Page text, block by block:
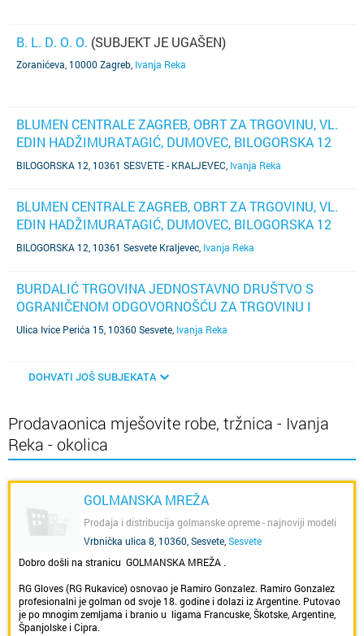
B. L. D. O. O. (SUBJEKT JE UGAŠEN)
Zoranićeva, 10000 Zagreb Ivanja Reka
BLUMEN CENTRALE ZAGREB, OBRT ZA TRGOVINU, VL.
EDIN HADŽIMURATAGIĆ, DUMOVEC, BILOGORSKA 12
(SUBJEKT JE UGAŠEN)
BILOGORSKA 12, 10361 SESVETE - KRALJEVEC Ivanja Reka
BLUMEN CENTRALE ZAGREB, OBRT ZA TRGOVINU, VL.
EDIN HADŽIMURATAGIĆ, DUMOVEC, BILOGORSKA 12
(SUBJEKT JE UGAŠEN)
BILOGORSKA 12, 10361 Sesvete Kraljevec Ivanja Reka
BURDALIĆ TRGOVINA JEDNOSTAVNO DRUŠTVO S
OGRANIČENOM ODGOVORNOŠĆU ZA TRGOVINU I
USLUGE(SUBJEKT JE UGAŠEN)
Ulica Ivice Perića 15, 10360 Sesvete Ivanja Reka
DOHVATI JOŠ SUBJEKATA
Prodavaonica mješovite robe, tržnica - Ivanja
Reka - okolica
GOLMANSKA MREŽA
Prodaja i distribucija golmanske opreme - najnoviji modeli
RG rukavica i oprema za sve uzraste
Vrbnička ulica 8, 10360, Sesvete Sesvete
Dobro došli na stranicu GOLMANSKA MREŽA .
RG Gloves (RG Rukavice) osnovao je Ramiro Gonzalez. Ramiro Gonzalez
profesionalni je golman od svoje 18. godine i dolazi iz Argentine. Putovao
je po mnogim zemljama i branio u ligama Francuske, Škotske, Argentine,
Španjolske i Cipra.